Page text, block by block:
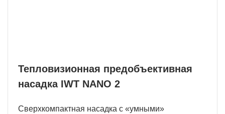
Тепловизионная предобъективная
насадка IWT NANO 2
Сверхкомпактная насадка с «умными»